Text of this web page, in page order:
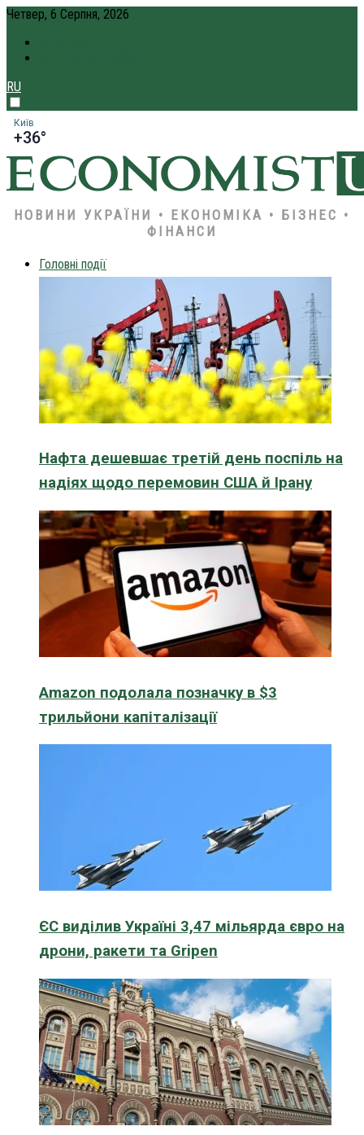
Четвер, 6 Серпня, 2026
RU
Київ
+36°
НОВИНИ УКРАЇНИ • ЕКОНОМІКА • БІЗНЕС •
ФІНАНСИ
Головні події
Нафта дешевшає третій день поспіль на
надіях щодо перемовин США й Ірану
Amazon подолала позначку в $3
трильйони капіталізації
ЄС виділив Україні 3,47 мільярда євро на
дрони, ракети та Gripen